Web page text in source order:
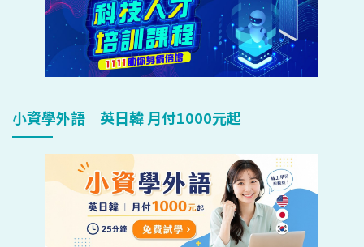
小資學外語｜英日韓 月付1000元起